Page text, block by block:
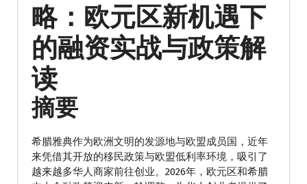
略：欧元区新机遇下
的融资实战与政策解
读
摘要
希腊雅典作为欧洲文明的发源地与欧盟成员国，近年
来凭借其开放的移民政策与欧盟低利率环境，吸引了
越来越多华人商家前往创业。2026年，欧元区和希腊